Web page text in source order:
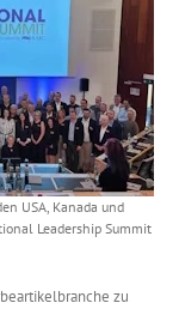
USA, Kanada und
Leadership Summit
zu